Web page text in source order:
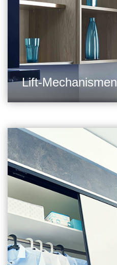
Lift-Mechanismen